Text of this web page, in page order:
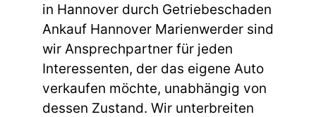
in Hannover durch Getriebeschaden
Ankauf Hannover Marienwerder sind
wir Ansprechpartner für jeden
Interessenten, der das eigene Auto
verkaufen möchte, unabhängig von
dessen Zustand. Wir unterbreiten